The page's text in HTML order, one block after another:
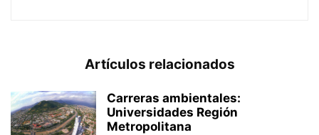
Artículos relacionados
Carreras ambientales:
Universidades Región
Metropolitana